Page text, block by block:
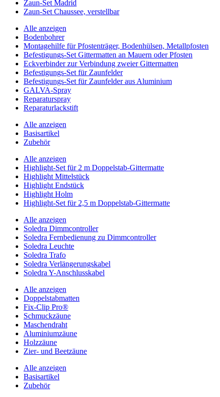
Zaun-Set Madrid
Zaun-Set Chaussee, verstellbar
Alle anzeigen
Bodenbohrer
Montagehilfe für Pfostenträger, Bodenhülsen, Metallpfosten
Befestigungs-Set Gittermatten an Mauern oder Pfosten
Eckverbinder zur Verbindung zweier Gittermatten
Befestigungs-Set für Zaunfelder
Befestigungs-Set für Zaunfelder aus Aluminium
GALVA-Spray
Reparaturspray
Reparaturlackstift
Alle anzeigen
Basisartikel
Zubehör
Alle anzeigen
Highlight-Set für 2 m Doppelstab-Gittermatte
Highlight Mittelstück
Highlight Endstück
Highlight Holm
Highlight-Set für 2,5 m Doppelstab-Gittermatte
Alle anzeigen
Soledra Dimmcontroller
Soledra Fernbedienung zu Dimmcontroller
Soledra Leuchte
Soledra Trafo
Soledra Verlängerungskabel
Soledra Y-Anschlusskabel
Alle anzeigen
Doppelstabmatten
Fix-Clip Pro®
Schmuckzäune
Maschendraht
Aluminiumzäune
Holzzäune
Zier- und Beetzäune
Alle anzeigen
Basisartikel
Zubehör